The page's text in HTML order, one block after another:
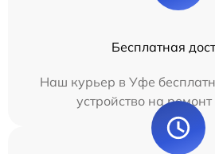
Бесплатная
Наш курьер в Уфе
устройство на